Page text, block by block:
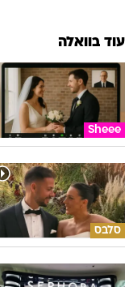
עוד בוואלה
Sheee
סלבס